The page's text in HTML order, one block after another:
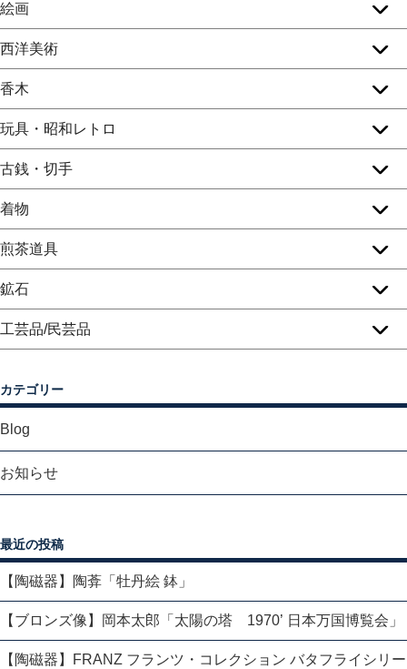
絵画
西洋美術
香木
玩具・昭和レトロ
古銭・切手
着物
煎茶道具
鉱石
工芸品/民芸品
カテゴリー
Blog
お知らせ
最近の投稿
【陶磁器】陶葊「牡丹絵 鉢」
【ブロンズ像】岡本太郎「太陽の塔 1970’ 日本万国博覧会」
【陶磁器】FRANZ フランツ・コレクション バタフライシリー